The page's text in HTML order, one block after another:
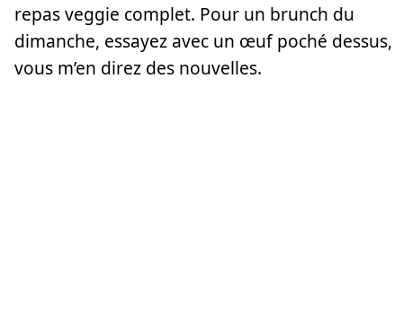
repas veggie complet. Pour un brunch du
dimanche, essayez avec un œuf poché dessus,
vous m’en direz des nouvelles.